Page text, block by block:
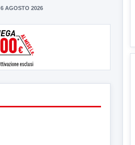
6 AGOSTO 2026